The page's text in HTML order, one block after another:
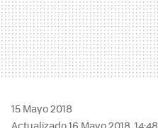
15 Mayo 2018
Actualizado 16 Mayo 2018, 14:48